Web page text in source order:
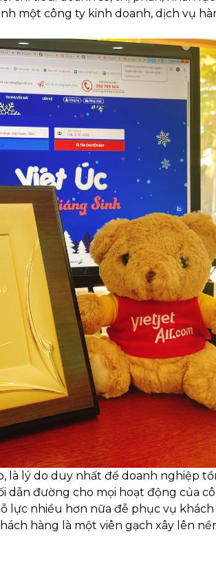
một công ty kinh doanh, dịch vụ
là lý do duy nhất để doanh nghiệp
dẫn đường cho mọi hoạt động của
lực nhiều hơn nữa đễ phục vụ
hàng là một viên gạch xây lên